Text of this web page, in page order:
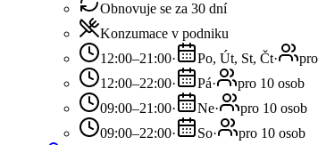
Obnovuje se za 30 dní
Konzumace v podniku
12:00–21:00· Po, Út, St, Čt·
12:00–22:00· Pá·
pro 10 osob
09:00–21:00· Ne·
pro 10 osob
09:00–22:00· So·
pro 10 osob